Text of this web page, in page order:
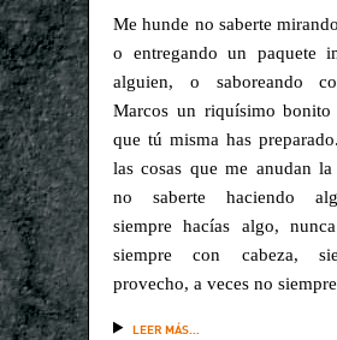
Me hunde no saberte
o entregando un paquete
alguien, o saboreando
Marcos un riquísimo bonito
que tú misma has
las cosas que me anudan la
no saberte haciendo
siempre hacías algo,
siempre con cabeza,
provecho, a veces no
LEER MÁS...